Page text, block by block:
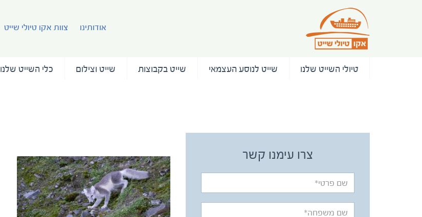
אודותינו צוות אקו טיולי שייט
טיולי השייט שלנו שייט לנוסע העצמאי שייט בקבוצות שייט וצילום כלי השייט שלנו
צרו עימנו קשר